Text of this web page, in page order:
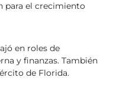
para el crecimiento
en roles de
y finanzas. También
de Florida.